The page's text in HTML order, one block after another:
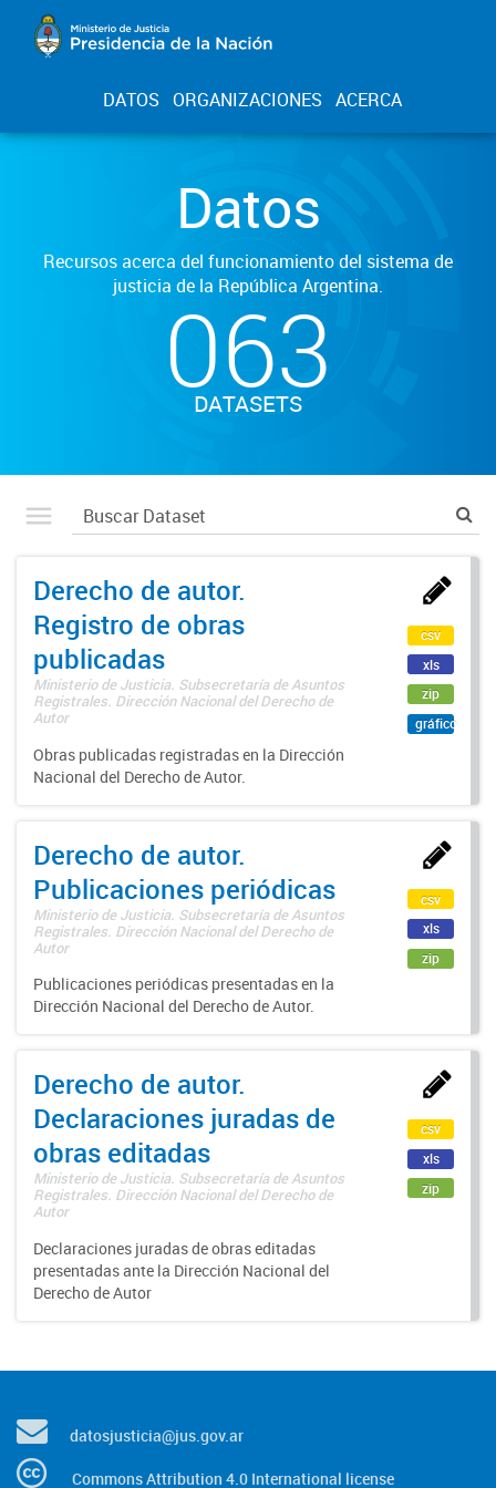
DATOS ORGANIZACIONES ACERCA
Datos
Recursos acerca del funcionamiento del sistema de
justicia de la República Argentina.
063
DATASETS
Derecho de autor.
Registro de obras
publicadas
Ministerio de Justicia. Subsecretaría de Asuntos
Registrales. Dirección Nacional del Derecho de
Autor
Obras publicadas registradas en la Dirección
Nacional del Derecho de Autor.
csv
xls
zip
gráfico
Derecho de autor.
Publicaciones periódicas
Ministerio de Justicia. Subsecretaría de Asuntos
Registrales. Dirección Nacional del Derecho de
Autor
Publicaciones periódicas presentadas en la
Dirección Nacional del Derecho de Autor.
csv
xls
zip
Derecho de autor.
Declaraciones juradas de
obras editadas
Ministerio de Justicia. Subsecretaría de Asuntos
Registrales. Dirección Nacional del Derecho de
Autor
Declaraciones juradas de obras editadas
presentadas ante la Dirección Nacional del
Derecho de Autor
csv
xls
zip
datosjusticia@jus.gov.ar
Commons Attribution 4.0 International license